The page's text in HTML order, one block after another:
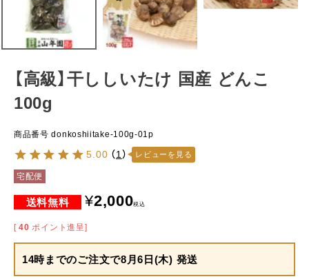
【高級】干ししいたけ 国産 どんこ
100g
商品番号 donkoshiitake-100g-01p
5.00 （1 ） レビューを見る
宅配便
¥2,000税込
[ 40 ポイント進呈]
14時までのご注文で8月6日(木) 発送